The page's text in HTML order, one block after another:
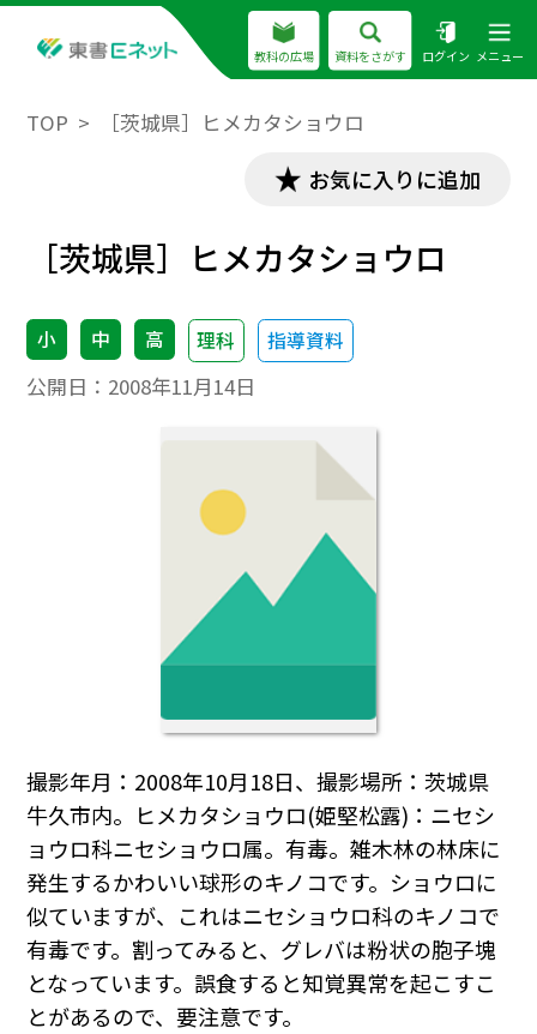
教科の広場 資料をさがす ログイン メニュー
TOP ［茨城県］ヒメカタショウロ
お気に入りに追加
［茨城県］ヒメカタショウロ
小 中 高 理科 指導資料
公開日： 2008年11月14日
撮影年月：2008年10月18日、撮影場所：茨城県
牛久市内。ヒメカタショウロ(姫堅松露)：ニセシ
ョウロ科ニセショウロ属。有毒。雑木林の林床に
発生するかわいい球形のキノコです。ショウロに
似ていますが、これはニセショウロ科のキノコで
有毒です。割ってみると、グレバは粉状の胞子塊
となっています。誤食すると知覚異常を起こすこ
とがあるので、要注意です。